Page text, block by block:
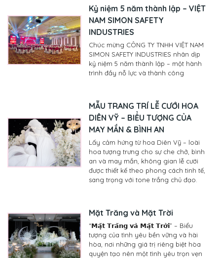
Kỷ niệm 5 năm thành lập – VIỆT
NAM SIMON SAFETY
INDUSTRIES
Chúc mừng CÔNG TY TNHH VIỆT NAM
SIMON SAFETY INDUSTRIES nhân dịp
kỷ niệm 5 năm thành lập – một hành
trình đầy nỗ lực và thành công
MẪU TRANG TRÍ LỄ CƯỚI HOA
DIÊN VỸ – BIỂU TƯỢNG CỦA
MAY MẮN & BÌNH AN
Lấy cảm hứng từ hoa Diên Vỹ – loài
hoa tượng trưng cho sự che chở, bình
an và may mắn, không gian lễ cưới
được thiết kế theo phong cách tinh tế,
sang trọng với tone trắng chủ đạo.
Mặt Trăng và Mặt Trời
“𝗠𝗮̣̆𝘁 𝗧𝗿𝗮̆𝗻𝗴 𝘃𝗮̀ 𝗠𝗮̣̆𝘁 𝗧𝗿𝗼̛̀𝗶” – Biểu
tượng của tình yêu bền vững và hài
hòa, nơi những giá trị riêng biệt hòa
quyện tạo nên một tình yêu trọn vẹn